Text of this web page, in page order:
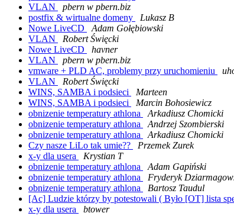
VLAN
pbern w pbern.biz
postfix & wirtualne domeny
Lukasz B
Nowe LiveCD
Adam Gołębiowski
VLAN
Robert Święcki
Nowe LiveCD
havner
VLAN
pbern w pbern.biz
vmware + PLD AC, problemy przy uruchomieniu
VLAN
Robert Święcki
WINS, SAMBA i podsieci
Marteen
WINS, SAMBA i podsieci
Marcin Bohosiewicz
obnizenie temperatury athlona
Arkadiusz Chomicki
obnizenie temperatury athlona
Andrzej Szombierski
obnizenie temperatury athlona
Arkadiusz Chomicki
Czy nasze LiLo tak umie??
Przemek Zurek
x-y dla usera
Krystian T
obnizenie temperatury athlona
Adam Gapiński
obnizenie temperatury athlona
Fryderyk
obnizenie temperatury athlona
Bartosz Taudul
[Ac] Ludzie którzy by potestowali ( Było [OT] lista
x-y dla usera
btower